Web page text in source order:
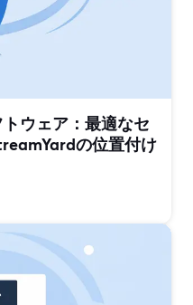
ウェア：最適なセ
の位置付け